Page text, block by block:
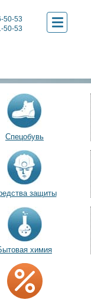
50-53
50-53
Toggle
Спецобувь
защиты
химия